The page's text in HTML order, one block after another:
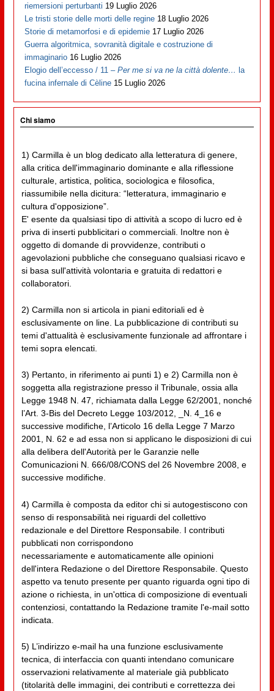
riemersioni perturbanti 19 Luglio 2026
Le tristi storie delle morti delle regine 18 Luglio 2026
Storie di metamorfosi e di epidemie 17 Luglio 2026
Guerra algoritmica, sovranità digitale e costruzione di
immaginario 16 Luglio 2026
Elogio dell’eccesso / 11 –Per me si va ne la città dolente… la
fucina infernale di Cèline 15 Luglio 2026
Chi siamo
1) Carmilla è un blog dedicato alla letteratura di genere,
alla critica dell'immaginario dominante e alla riflessione
culturale, artistica, politica, sociologica e filosofica,
riassumibile nella dicitura: “letteratura, immaginario e
cultura d'opposizione”.
E' esente da qualsiasi tipo di attività a scopo di lucro ed è
priva di inserti pubblicitari o commerciali. Inoltre non è
oggetto di domande di provvidenze, contributi o
agevolazioni pubbliche che conseguano qualsiasi ricavo e
si basa sull'attività volontaria e gratuita di redattori e
collaboratori.
2) Carmilla non si articola in piani editoriali ed è
esclusivamente on line. La pubblicazione di contributi su
temi d'attualità è esclusivamente funzionale ad affrontare i
temi sopra elencati.
3) Pertanto, in riferimento ai punti 1) e 2) Carmilla non è
soggetta alla registrazione presso il Tribunale, ossia alla
Legge 1948 N. 47, richiamata dalla Legge 62/2001, nonché
l’Art. 3-Bis del Decreto Legge 103/2012, _N. 4_16 e
successive modifiche, l’Articolo 16 della Legge 7 Marzo
2001, N. 62 e ad essa non si applicano le disposizioni di cui
alla delibera dell'Autorità per le Garanzie nelle
Comunicazioni N. 666/08/CONS del 26 Novembre 2008, e
successive modifiche.
4) Carmilla è composta da editor chi si autogestiscono con
senso di responsabilità nei riguardi del collettivo
redazionale e del Direttore Responsabile. I contributi
pubblicati non corrispondono
necessariamente e automaticamente alle opinioni
dell'intera Redazione o del Direttore Responsabile. Questo
aspetto va tenuto presente per quanto riguarda ogni tipo di
azione o richiesta, in un'ottica di composizione di eventuali
contenziosi, contattando la Redazione tramite l'e-mail sotto
indicata.
5) L’indirizzo e-mail ha una funzione esclusivamente
tecnica, di interfaccia con quanti intendano comunicare
osservazioni relativamente al materiale già pubblicato
(titolarità delle immagini, dei contributi e correttezza dei